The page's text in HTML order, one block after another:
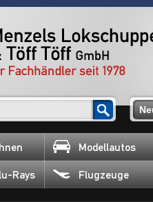
Modellautos
Rays Flugzeuge